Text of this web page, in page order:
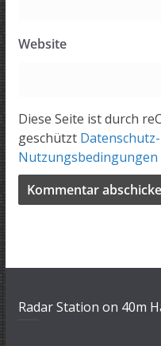
Website
Diese Seite ist durch
geschützt
Nutzungsbedingungen
Radar Station on 40m